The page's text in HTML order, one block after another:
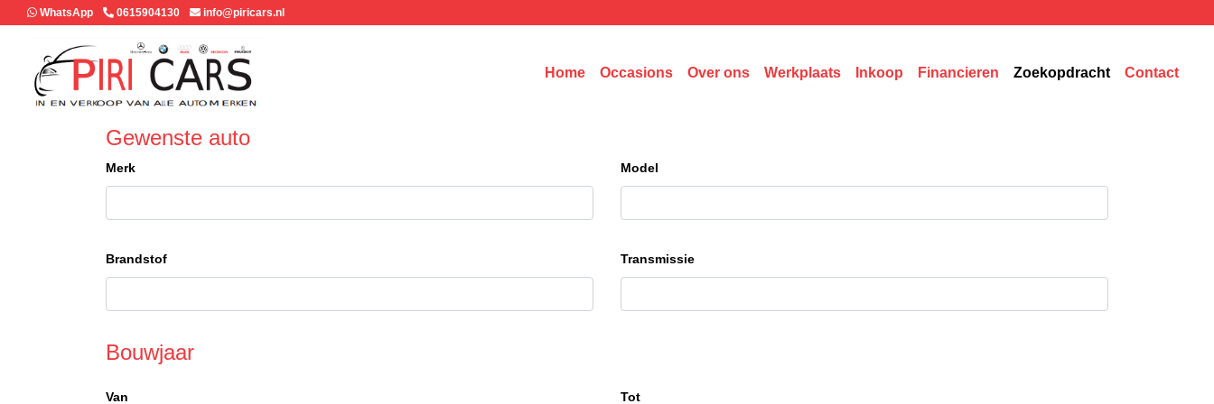
WhatsApp 0615904130 info@piricars.nl
Home Occasions Over ons Werkplaats Inkoop Financieren Zoekopdracht Contact
Gewenste auto
Merk Model
Brandstof Transmissie
Bouwjaar
Van Tot